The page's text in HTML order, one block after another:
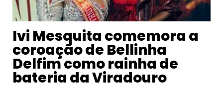
Ivi Mesquita comemora a
coroação de Bellinha
Delfim como rainha de
bateria da Viradouro